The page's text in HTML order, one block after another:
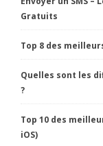
Gratuits
Top 8 des
Quelles sont les
?
Top 10 des
iOS)